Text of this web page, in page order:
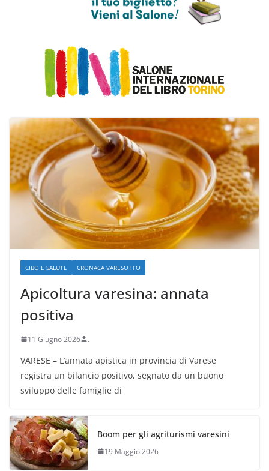
CIBO E SALUTE CRONACA VARESOTTO
Apicoltura varesina: annata
positiva
11 Giugno 2026 .
VARESE – L’annata apistica in provincia di Varese
registra un bilancio positivo, segnato da un buono
sviluppo delle famiglie di
Boom per gli agriturismi varesini
19 Maggio 2026